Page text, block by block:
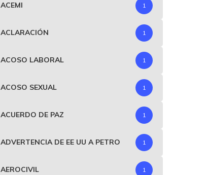
ACEMI 1
ACLARACIÓN 1
ACOSO LABORAL 1
ACOSO SEXUAL 1
ACUERDO DE PAZ 1
ADVERTENCIA DE EE UU A PETRO 1
AEROCIVIL 1